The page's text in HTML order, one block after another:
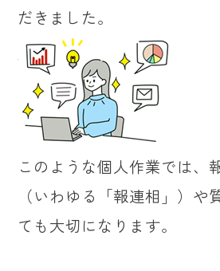
だきました。
このような個人作業では、
（いわゆる「報連相」）や
ても大切になります。